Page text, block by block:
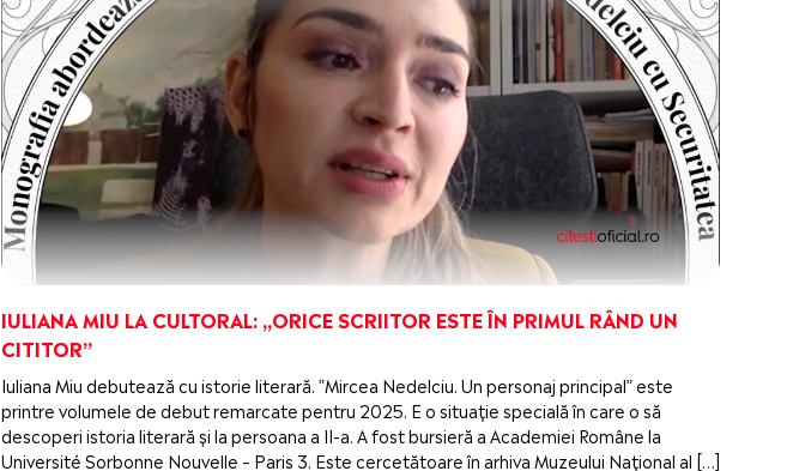
IULIANA MIU LA CULTORAL: „ORICE SCRIITOR ESTE ÎN PRIMUL RÂND UN
CITITOR”
Iuliana Miu debutează cu istorie literară. ”Mircea Nedelciu. Un personaj principal” este
printre volumele de debut remarcate pentru 2025. E o situație specială în care o să
descoperi istoria literară și la persoana a II-a. A fost bursieră a Academiei Române la
Université Sorbonne Nouvelle – Paris 3. Este cercetătoare în arhiva Muzeului Național al […]